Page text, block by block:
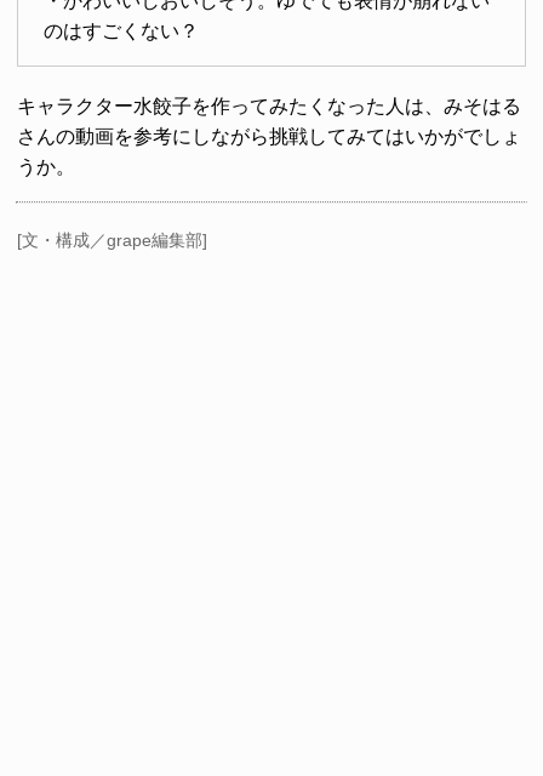
のはすごくない？
キャラクター水餃子を作ってみたくなった人は、みそはる
さんの動画を参考にしながら挑戦してみてはいかがでしょ
うか。
[文・構成／grape編集部]